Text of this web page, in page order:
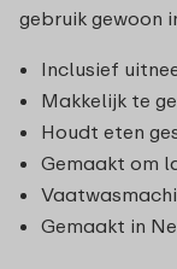
gebruik gewoon
Inclusief
Makkelijk te
Houdt eten
Gemaakt om
Gemaakt in